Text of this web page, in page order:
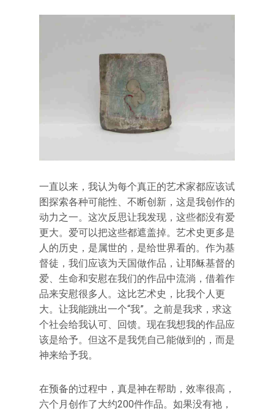
一直以来，我认为每个真正的艺术家都应该试
图探索各种可能性、不断创新，这是我创作的
动力之一。这次反思让我发现，这些都没有爱
更大。爱可以把这些都遮盖掉。艺术史更多是
人的历史，是属世的，是给世界看的。作为基
督徒，我们应该为天国做作品，让耶稣基督的
爱、生命和安慰在我们的作品中流淌，借着作
品来安慰很多人。这比艺术史，比我个人更
大。让我能跳出一个“我”。之前是我求，求这
个社会给我认可、回馈。现在我想我的作品应
该是给予。但这不是我凭自己能做到的，而是
神来给予我。
在预备的过程中，真是神在帮助，效率很高，
六个月创作了大约200件作品。如果没有祂，